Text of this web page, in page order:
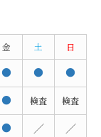
金 土 日
● ● ●
● 検査 検査
● ／ ／